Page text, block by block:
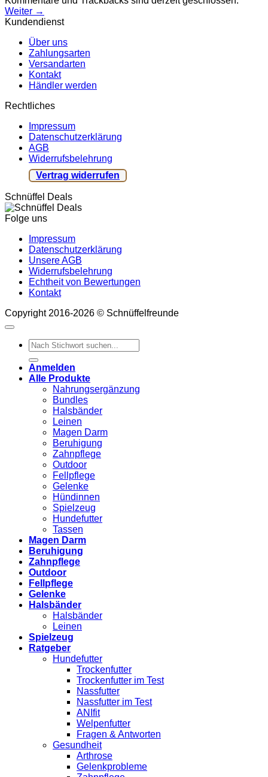
Weiter →
Kundendienst
Über uns
Zahlungsarten
Versandarten
Kontakt
Händler werden
Rechtliches
Impressum
Datenschutzerklärung
AGB
Widerrufsbelehrung
Vertrag widerrufen
Schnüffel Deals
Folge uns
Impressum
Datenschutzerklärung
Unsere AGB
Widerrufsbelehrung
Echtheit von Bewertungen
Kontakt
Copyright 2016-2026 © Schnüffelfreunde
Suchen
nach:
Anmelden
Alle Produkte
Nahrungsergänzung
Bundles
Halsbänder
Leinen
Magen Darm
Beruhigung
Zahnpflege
Outdoor
Fellpflege
Gelenke
Hündinnen
Spielzeug
Hundefutter
Tassen
Magen Darm
Beruhigung
Zahnpflege
Outdoor
Fellpflege
Gelenke
Halsbänder
Halsbänder
Leinen
Spielzeug
Ratgeber
Hundefutter
Trockenfutter
Trockenfutter im Test
Nassfutter
Nassfutter im Test
ANIfit
Welpenfutter
Fragen & Antworten
Gesundheit
Arthrose
Gelenkprobleme